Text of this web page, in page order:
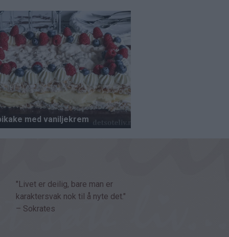
"Livet er deilig, bare man er
karaktersvak nok til å nyte det."
– Sokrates